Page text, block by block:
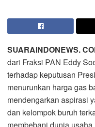
SUARAINDONEWS.
dari Fraksi PAN Eddy
terhadap keputusan
menurunkan harga gas
mendengarkan aspirasi
dan kelompok buruh
membebani dunia usaha.